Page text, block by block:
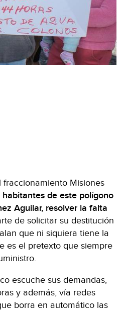
Misiones
habitantes de este polígono
Aguilar, resolver la falta
de solicitar su destitución
que ni siquiera tiene la
es el pretexto que siempre
escuche sus demandas,
y además, vía redes
borra en automático las